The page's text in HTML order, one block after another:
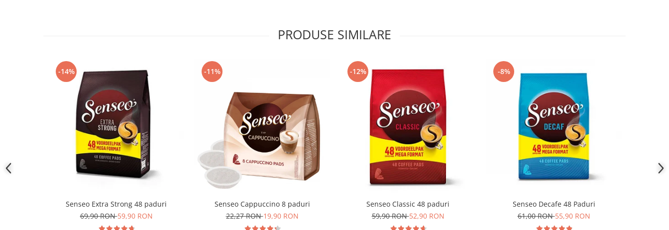
PRODUSE SIMILARE
-14%
Senseo Extra Strong 48 paduri
69,90 RON59,90 RON
-11%
Senseo Cappuccino 8 paduri
22,27 RON19,90 RON
-12%
Senseo Classic 48 paduri
59,90 RON52,90 RON
-8%
Senseo Decafe 48 Paduri
61,00 RON55,90 RON